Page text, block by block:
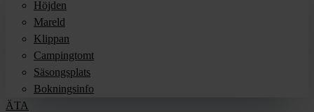
Höjden
Mareld
Klippan
Campingtomt
Säsongsplats
Bokningsinfo
ÄTA